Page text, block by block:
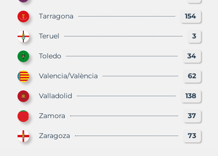
Tarragona 154
Teruel 3
Toledo 34
Valencia/València 62
Valladolid 138
Zamora 37
Zaragoza 73